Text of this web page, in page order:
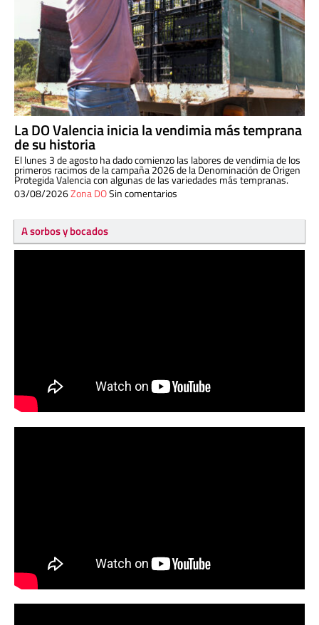
La DO Valencia inicia la vendimia más temprana
de su historia
El lunes 3 de agosto ha dado comienzo las labores de vendimia de los
primeros racimos de la campaña 2026 de la Denominación de Origen
Protegida Valencia con algunas de las variedades más tempranas.
03/08/2026Zona DOSin comentarios
A sorbos y bocados